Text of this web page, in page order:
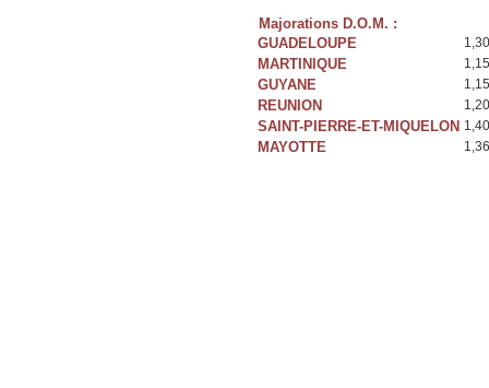
Majorations D.O.M. :
GUADELOUPE
MARTINIQUE
GUYANE
REUNION
SAINT-PIERRE-ET-MIQUELON
MAYOTTE